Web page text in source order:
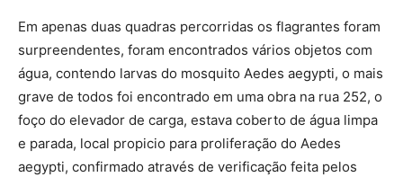
Em apenas duas quadras percorridas os flagrantes foram
surpreendentes, foram encontrados vários objetos com
água, contendo larvas do mosquito Aedes aegypti, o mais
grave de todos foi encontrado em uma obra na rua 252, o
foço do elevador de carga, estava coberto de água limpa
e parada, local propicio para proliferação do Aedes
aegypti, confirmado através de verificação feita pelos